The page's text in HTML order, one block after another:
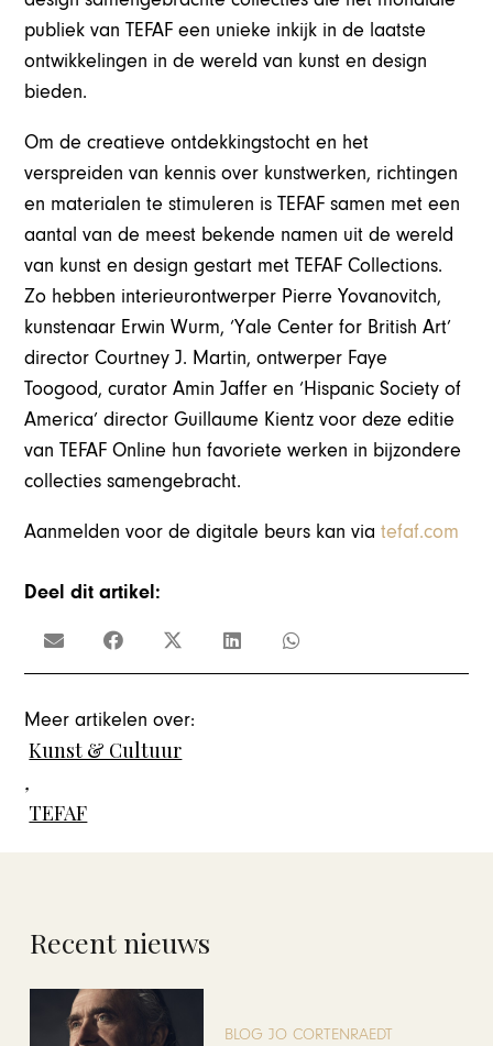
publiek van TEFAF een unieke inkijk in de laatste
ontwikkelingen in de wereld van kunst en design
bieden.
Om de creatieve ontdekkingstocht en het
verspreiden van kennis over kunstwerken, richtingen
en materialen te stimuleren is TEFAF samen met een
aantal van de meest bekende namen uit de wereld
van kunst en design gestart met TEFAF Collections.
Zo hebben interieurontwerper Pierre Yovanovitch,
kunstenaar Erwin Wurm, ‘Yale Center for British Art’
director Courtney J. Martin, ontwerper Faye
Toogood, curator Amin Jaffer en ‘Hispanic Society of
America’ director Guillaume Kientz voor deze editie
van TEFAF Online hun favoriete werken in bijzondere
collecties samengebracht.
Aanmelden voor de digitale beurs kan viatefaf.com
Deel dit artikel:
Meer artikelen over:
Kunst & Cultuur
,
TEFAF
Recent nieuws
BLOG JO CORTENRAEDT